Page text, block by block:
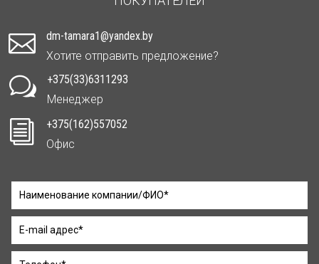

dm-tamara1@yandex.by
Хотите отправить предложение?
w
+375(33)6311293
Менеджер
i
+375(162)557052
Офис